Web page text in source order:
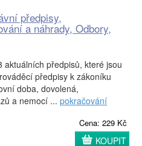
předpisy,
a náhrady, Odbory,
aktuálních předpisů, které jsou
předpisy k zákoníku
doba, dovolená,
a nemocí ... pokračování
Cena: 229 Kč
KOUPIT